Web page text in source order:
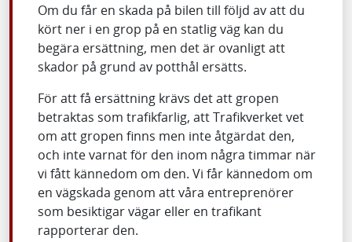
Om du får en skada på bilen till följd av att du
kört ner i en grop på en statlig väg kan du
begära ersättning, men det är ovanligt att
skador på grund av potthål ersätts.
För att få ersättning krävs det att gropen
betraktas som trafikfarlig, att Trafikverket vet
om att gropen finns men inte åtgärdat den,
och inte varnat för den inom några timmar när
vi fått kännedom om den. Vi får kännedom om
en vägskada genom att våra entreprenörer
som besiktigar vägar eller en trafikant
rapporterar den.